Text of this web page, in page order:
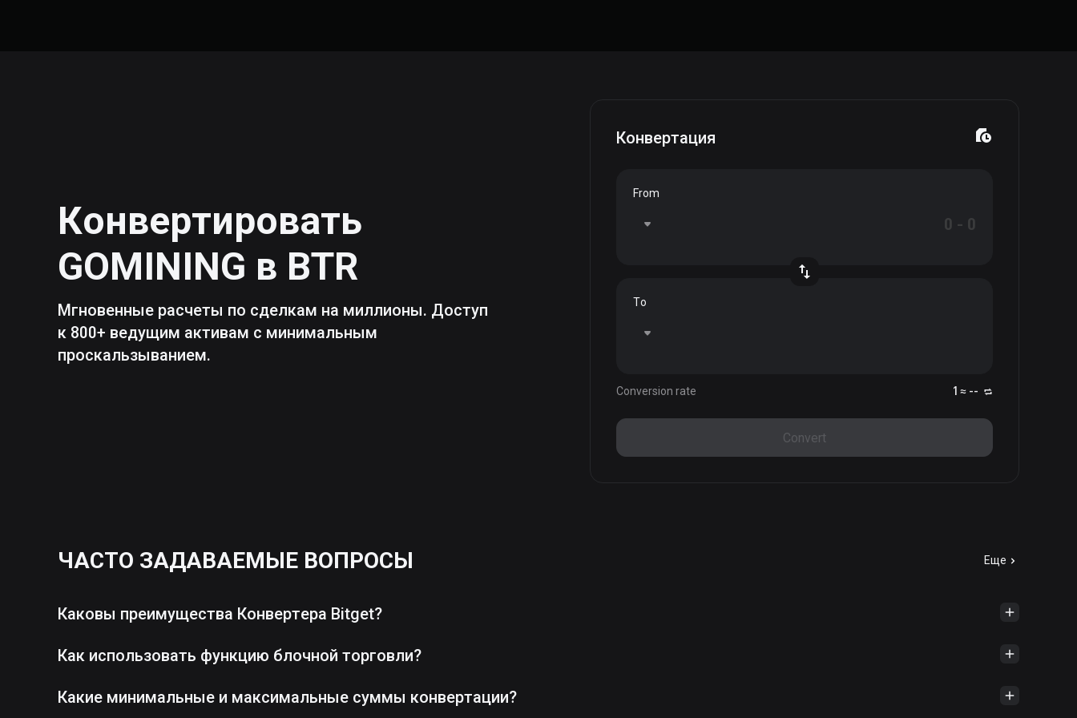
Конвертировать
GOMINING в BTR
Мгновенные расчеты по сделкам на миллионы. Доступ
к 800+ ведущим активам с минимальным
проскальзыванием.
Конвертация
From
To
Conversion rate 1 ≈ --
Convert
ЧАСТО ЗАДАВАЕМЫЕ ВОПРОСЫ Еще
Каковы преимущества Конвертера Bitget?
Как использовать функцию блочной торговли?
Какие минимальные и максимальные суммы конвертации?